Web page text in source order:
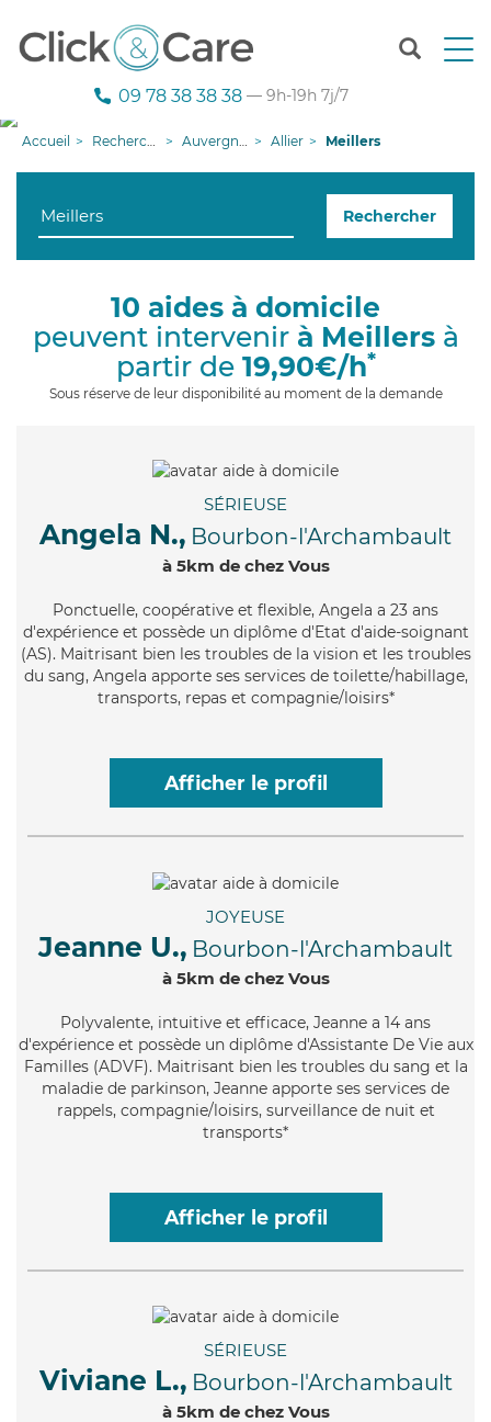
T
n
g
09 78 38 38 38 — 9h-19h 7j/7
Accueil Recherche aide à domicile Auvergne-Rhône-Alpes Allier Meillers
Rechercher
10 aides à domicile
peuvent intervenir à Meillersà
partir de 19,90€/h*
Sous réserve de leur disponibilité au moment de la demande
SÉRIEUSE
Angela N., Bourbon-l'Archambault
à 5km de chez Vous
Ponctuelle, coopérative et flexible, Angela a 23 ans
d'expérience et possède un diplôme d'Etat d'aide-soignant
(AS). Maitrisant bien les troubles de la vision et les troubles
du sang, Angela apporte ses services de toilette/habillage,
transports, repas et compagnie/loisirs*
Afficher le profil
JOYEUSE
Jeanne U., Bourbon-l'Archambault
à 5km de chez Vous
Polyvalente, intuitive et efficace, Jeanne a 14 ans
d'expérience et possède un diplôme d'Assistante De Vie aux
Familles (ADVF). Maitrisant bien les troubles du sang et la
maladie de parkinson, Jeanne apporte ses services de
rappels, compagnie/loisirs, surveillance de nuit et
transports*
Afficher le profil
SÉRIEUSE
Viviane L., Bourbon-l'Archambault
à 5km de chez Vous